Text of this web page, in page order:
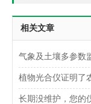
相关文章
植物光合仪证明了
长期没维护，您的